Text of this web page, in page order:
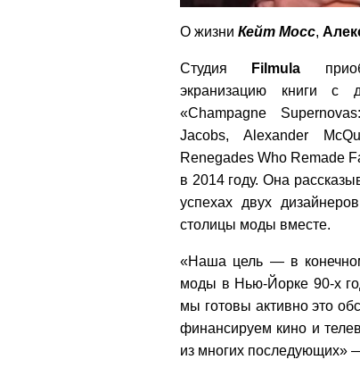
О жизни Кейт Мосс,
Студия Filmula
экранизацию книги с
«Champagne
Jacobs, Alexander
Renegades Who Remade
в 2014 году. Она
успехах двух
столицы моды вместе.
«Наша цель — в
моды в Нью-Йорке 90-х
мы готовы активно это
финансируем кино и
из многих последующих»